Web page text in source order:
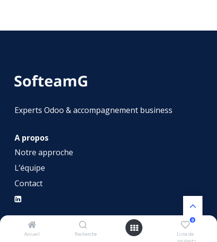
Accueil Recherche
0
Liste de
A propos
Notre approche
L’équipe
Contact
Nos services
Experts Odoo & accompagnement business